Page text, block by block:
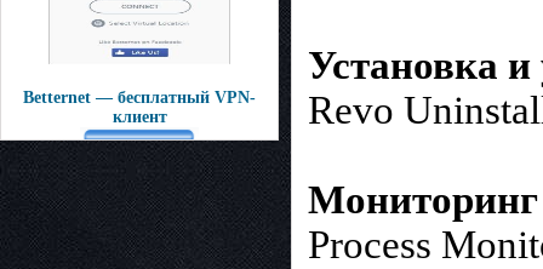
Betternet — бесплатный VPN-
клиент
Установка
Revo
Мониторинг
Process